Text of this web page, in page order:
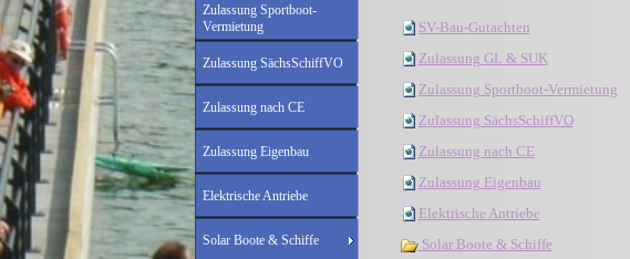
Zulassung Sportboot-
Vermietung
Zulassung SächsSchiffVO
Zulassung nach CE
Zulassung Eigenbau
Elektrische Antriebe
Solar Boote & Schiffe
SV-Bau-Gutachten
Zulassung GL & SUK
Zulassung Sportboot-Vermietung
Zulassung SächsSchiffVO
Zulassung nach CE
Zulassung Eigenbau
Elektrische Antriebe
Solar Boote & Schiffe